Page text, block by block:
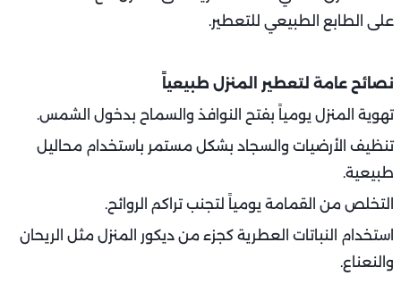
على الطابع الطبيعي للتعطير.
نصائح عامة لتعطير المنزل طبيعياً
تهوية المنزل يومياً بفتح النوافذ والسماح بدخول الشمس.
تنظيف الأرضيات والسجاد بشكل مستمر باستخدام محاليل
طبيعية.
التخلص من القمامة يومياً لتجنب تراكم الروائح.
استخدام النباتات العطرية كجزء من ديكور المنزل مثل الريحان
والنعناع.